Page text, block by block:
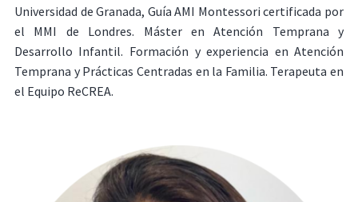
Universidad de Granada, Guía AMI Montessori certificada por
el MMI de Londres. Máster en Atención Temprana y
Desarrollo Infantil. Formación y experiencia en Atención
Temprana y Prácticas Centradas en la Familia. Terapeuta en
el Equipo ReCREA.